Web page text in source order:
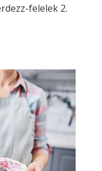
felelek 2.